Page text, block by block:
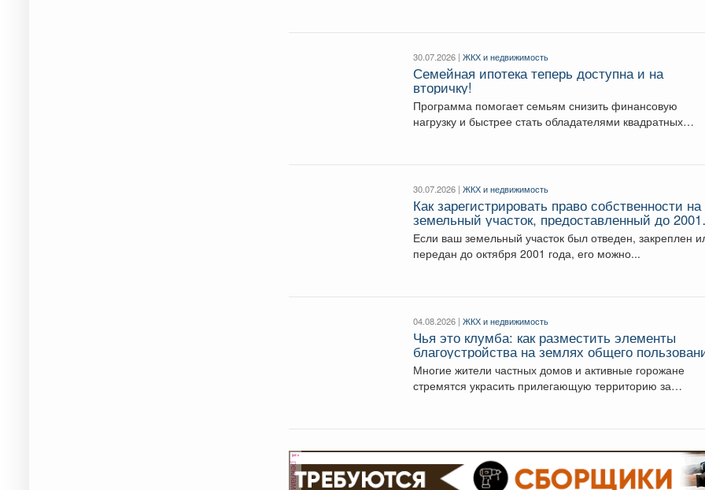
30.07.2026 |ЖКХ и недвижимость
Семейная ипотека теперь доступна и на
вторичку!
Программа помогает семьям снизить финансовую
нагрузку и быстрее стать обладателями квадратных
30.07.2026 |ЖКХ и недвижимость
Как зарегистрировать право собственности на
земельный участок, предоставленный до 2001
года
Если ваш земельный участок был отведен, закреплен
передан до октября 2001 года, его можно...
04.08.2026 |ЖКХ и недвижимость
Чья это клумба: как разместить элементы
благоустройства на землях общего
не нарушив закон
Многие жители частных домов и активные горожане
стремятся украсить прилегающую территорию за
реклама